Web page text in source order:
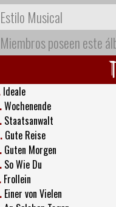
Estilo Musical
Miembros poseen este
Ideale
Wochenende
Staatsanwalt
Gute Reise
Guten Morgen
So Wie Du
Frollein
Einer von Vielen